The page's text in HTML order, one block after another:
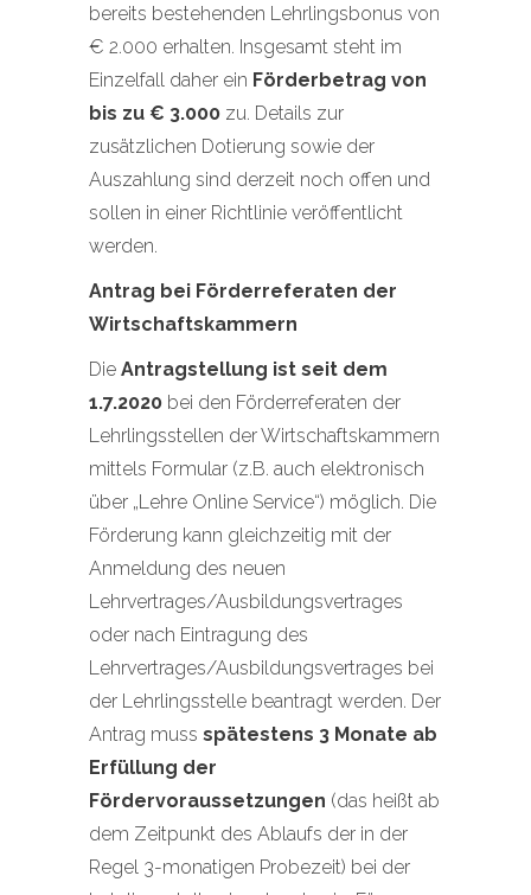
bereits bestehenden Lehrlingsbonus von
€ 2.000 erhalten. Insgesamt steht im
Einzelfall daher ein Förderbetrag von
bis zu € 3.000 zu. Details zur
zusätzlichen Dotierung sowie der
Auszahlung sind derzeit noch offen und
sollen in einer Richtlinie veröffentlicht
werden.
Antrag bei Förderreferaten der
Wirtschaftskammern
Die Antragstellung ist seit dem
1.7.2020 bei den Förderreferaten der
Lehrlingsstellen der Wirtschaftskammern
mittels Formular (z.B. auch elektronisch
über „Lehre Online Service“) möglich. Die
Förderung kann gleichzeitig mit der
Anmeldung des neuen
Lehrvertrages/Ausbildungsvertrages
oder nach Eintragung des
Lehrvertrages/Ausbildungsvertrages bei
der Lehrlingsstelle beantragt werden. Der
Antrag muss spätestens 3 Monate ab
Erfüllung der
Fördervoraussetzungen (das heißt ab
dem Zeitpunkt des Ablaufs der in der
Regel 3-monatigen Probezeit) bei der